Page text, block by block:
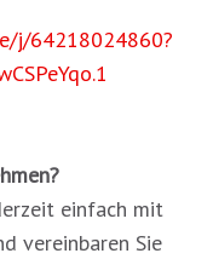
j/64218024860?
einfach mit
vereinbaren Sie